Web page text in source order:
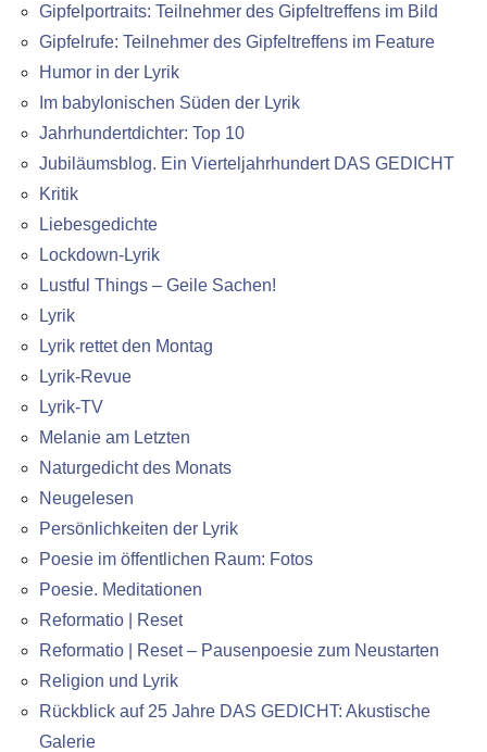
Gipfelportraits: Teilnehmer des Gipfeltreffens im Bild
Gipfelrufe: Teilnehmer des Gipfeltreffens im Feature
Humor in der Lyrik
Im babylonischen Süden der Lyrik
Jahrhundertdichter: Top 10
Jubiläumsblog. Ein Vierteljahrhundert DAS GEDICHT
Kritik
Liebesgedichte
Lockdown-Lyrik
Lustful Things – Geile Sachen!
Lyrik
Lyrik rettet den Montag
Lyrik-Revue
Lyrik-TV
Melanie am Letzten
Naturgedicht des Monats
Neugelesen
Persönlichkeiten der Lyrik
Poesie im öffentlichen Raum: Fotos
Poesie. Meditationen
Reformatio | Reset
Reformatio | Reset – Pausenpoesie zum Neustarten
Religion und Lyrik
Rückblick auf 25 Jahre DAS GEDICHT: Akustische
Galerie